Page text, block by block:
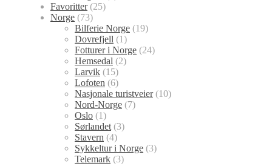
Favoritter(25)
Norge (73)
Bilferie Norge (19)
Dovrefjell (1)
Fotturer i Norge (24)
Hemsedal (2)
Larvik (15)
Lofoten (6)
Nasjonale turistveier(10)
Nord-Norge (7)
Oslo (1)
Sørlandet (3)
Stavern (4)
Sykkeltur i Norge (3)
Telemark (3)